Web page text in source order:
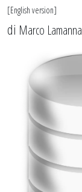
[English version]
di Marco Lamanna